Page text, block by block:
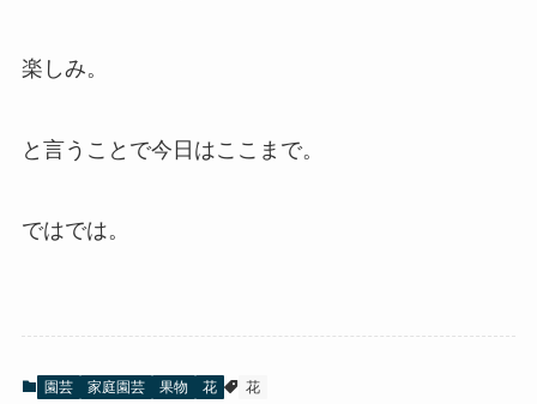
楽しみ。
と言うことで今日はここまで。
ではでは。
園芸 家庭園芸 果物 花 花